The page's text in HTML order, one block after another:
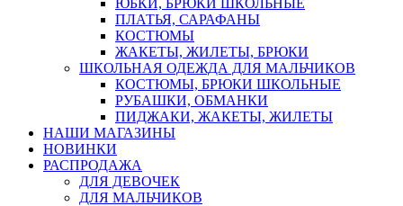
ЮБКИ, БРЮКИ ШКОЛЬНЫЕ
ПЛАТЬЯ, САРАФАНЫ
КОСТЮМЫ
ЖАКЕТЫ, ЖИЛЕТЫ, БРЮКИ
ШКОЛЬНАЯ ОДЕЖДА ДЛЯ МАЛЬЧИКОВ
КОСТЮМЫ, БРЮКИ ШКОЛЬНЫЕ
РУБАШКИ, ОБМАНКИ
ПИДЖАКИ, ЖАКЕТЫ, ЖИЛЕТЫ
НАШИ МАГАЗИНЫ
НОВИНКИ
РАСПРОДАЖА
ДЛЯ ДЕВОЧЕК
ДЛЯ МАЛЬЧИКОВ